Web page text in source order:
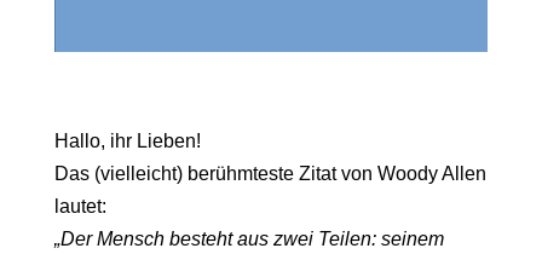
Hallo, ihr Lieben!
Das (vielleicht) berühmteste Zitat von Woody Allen
lautet:
„Der Mensch besteht aus zwei Teilen: seinem